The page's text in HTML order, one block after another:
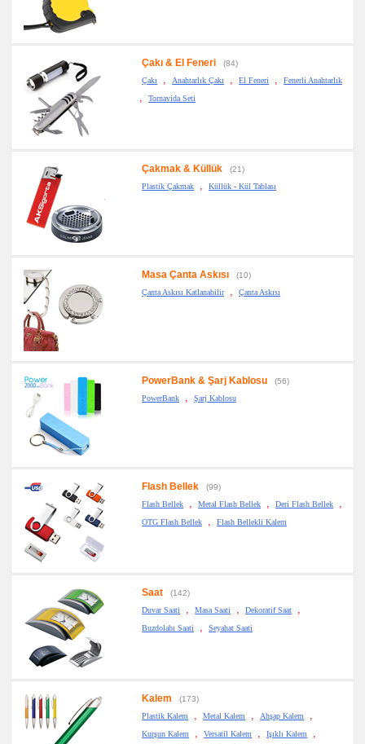
Çakı & El Feneri
(84)
Çakı
, Anahtarlık Çakı , El Feneri , Fenerli Anahtarlık
, Tornavida Seti
Çakmak & Küllük
(21)
Plastik Çakmak
, Küllük - Kül Tablası
Masa Çanta Askısı
(10)
Çanta Askısı Katlanabilir
, Çanta Askısı
PowerBank & Şarj Kablosu
(56)
PowerBank
, Şarj Kablosu
Flash Bellek
(99)
Flash Bellek
, Metal Flash Bellek , Deri Flash Bellek ,
OTG Flash Bellek , Flash Bellekli Kalem
Saat
(142)
Duvar Saati
, Masa Saati , Dekoratif Saat ,
Buzdolabı Saati , Seyahat Saati
Kalem
(173)
Plastik Kalem
, Metal Kalem , Ahşap Kalem ,
Kurşun Kalem , Versatil Kalem , Işıklı Kalem ,